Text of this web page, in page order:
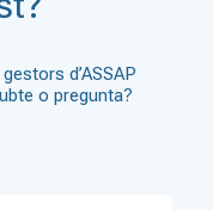
d’ASSAP
o pregunta?